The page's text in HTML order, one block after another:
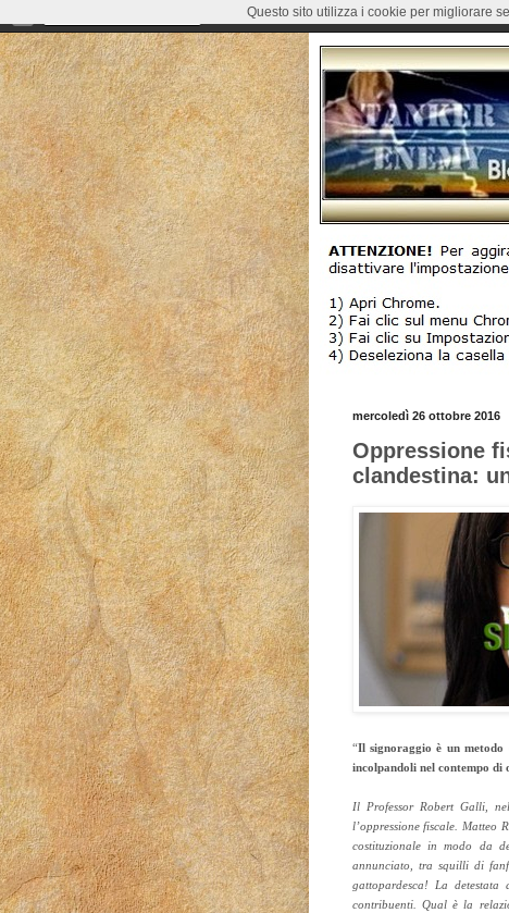
mercoledì 26 ottobre 2016
Oppressione
clandestina:
“Il signoraggio è un metodo
incolpandoli nel contempo di
Il Professor Robert Galli,
l’oppressione fiscale. Matteo
costituzionale in modo da
annunciato, tra squilli di
gattopardesca! La detestata
contribuenti. Qual è la
Questo sito utilizza i cookie per migliorare